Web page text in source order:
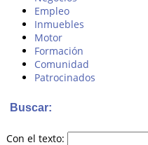
Empleo
Inmuebles
Motor
Formación
Comunidad
Patrocinados
Buscar:
Con el texto: